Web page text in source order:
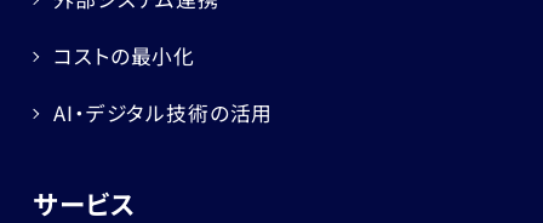
コストの最小化
AI・デジタル技術の活用
サービス